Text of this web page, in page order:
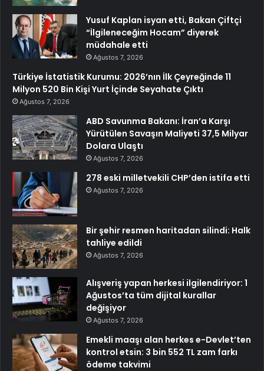
Yusuf Kaplan isyan etti, Bakan Çiftçi
“İlgileneceğim Hocam” diyerek
müdahale etti
Ağustos 7, 2026
Türkiye İstatistik Kurumu: 2026’nın İlk Çeyreğinde 11
Milyon 520 Bin Kişi Yurt İçinde Seyahate Çıktı
Ağustos 7, 2026
ABD Savunma Bakanı: İran’a Karşı
Yürütülen Savaşın Maliyeti 37,5 Milyar
Dolara Ulaştı
Ağustos 7, 2026
278 eski milletvekili CHP’den istifa etti
Ağustos 7, 2026
Bir şehir resmen haritadan silindi: Halk
tahliye edildi
Ağustos 7, 2026
Alışveriş yapan herkesi ilgilendiriyor: 1
Ağustos’ta tüm dijital kurallar
değişiyor
Ağustos 7, 2026
Emekli maaşı alan herkes e-Devlet’ten
kontrol etsin: 3 bin 552 TL zam farkı
ödeme takvimi